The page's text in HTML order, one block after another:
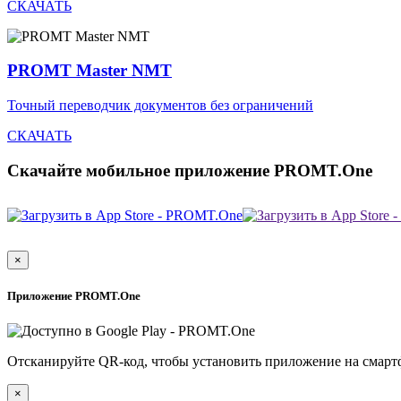
СКАЧАТЬ
PROMT Master NMT
Точный переводчик документов без ограничений
СКАЧАТЬ
Скачайте мобильное приложение PROMT.One
×
Приложение PROMT.One
Отсканируйте QR-код, чтобы установить приложение на
×